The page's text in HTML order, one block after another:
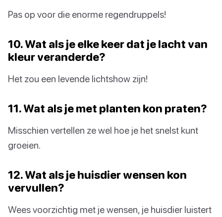
Pas op voor die enorme regendruppels!
10. Wat als je elke keer dat je lacht van
kleur veranderde?
Het zou een levende lichtshow zijn!
11. Wat als je met planten kon praten?
Misschien vertellen ze wel hoe je het snelst kunt
groeien.
12. Wat als je huisdier wensen kon
vervullen?
Wees voorzichtig met je wensen, je huisdier luistert